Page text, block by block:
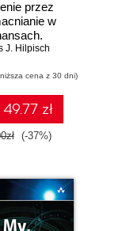
przez
w
z
J. Hilpisch
cena z 30 dni)
49.77 zł
(-37%)